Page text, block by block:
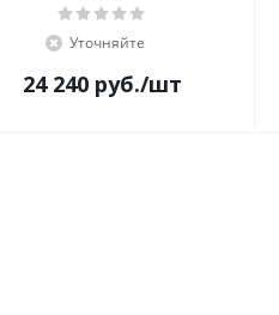
Уточняйте
24 240 руб./шт